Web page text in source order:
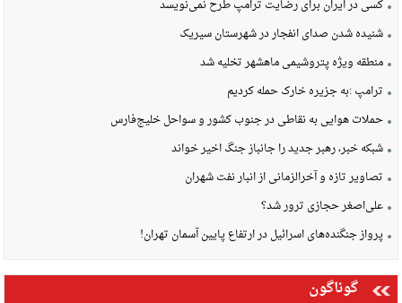
کسی در ایران برای رضایت ترامپ طرح نمی‌نویسد
شنیده شدن صدای انفجار در شهرستان سیریک
منطقه ویژه پتروشیمی ماهشهر تخلیه شد
ترامپ :به جزیره خارک حمله کردیم
حملات هوایی به نقاطی در جنوب کشور و سواحل خلیج‌فارس
شبکه خبر، رهبر جدید را جانباز جنگ اخیر خواند
تصاویر تازه و آخرالزمانی از انبار نفت شهران
علی‌اصغر حجازی ترور شد؟
پرواز جنگنده‌های اسرائیل در ارتفاع پایین آسمان تهران!
گوناگون